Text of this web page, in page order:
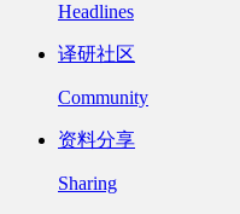
Headlines
译研社区
Community
资料分享
Sharing